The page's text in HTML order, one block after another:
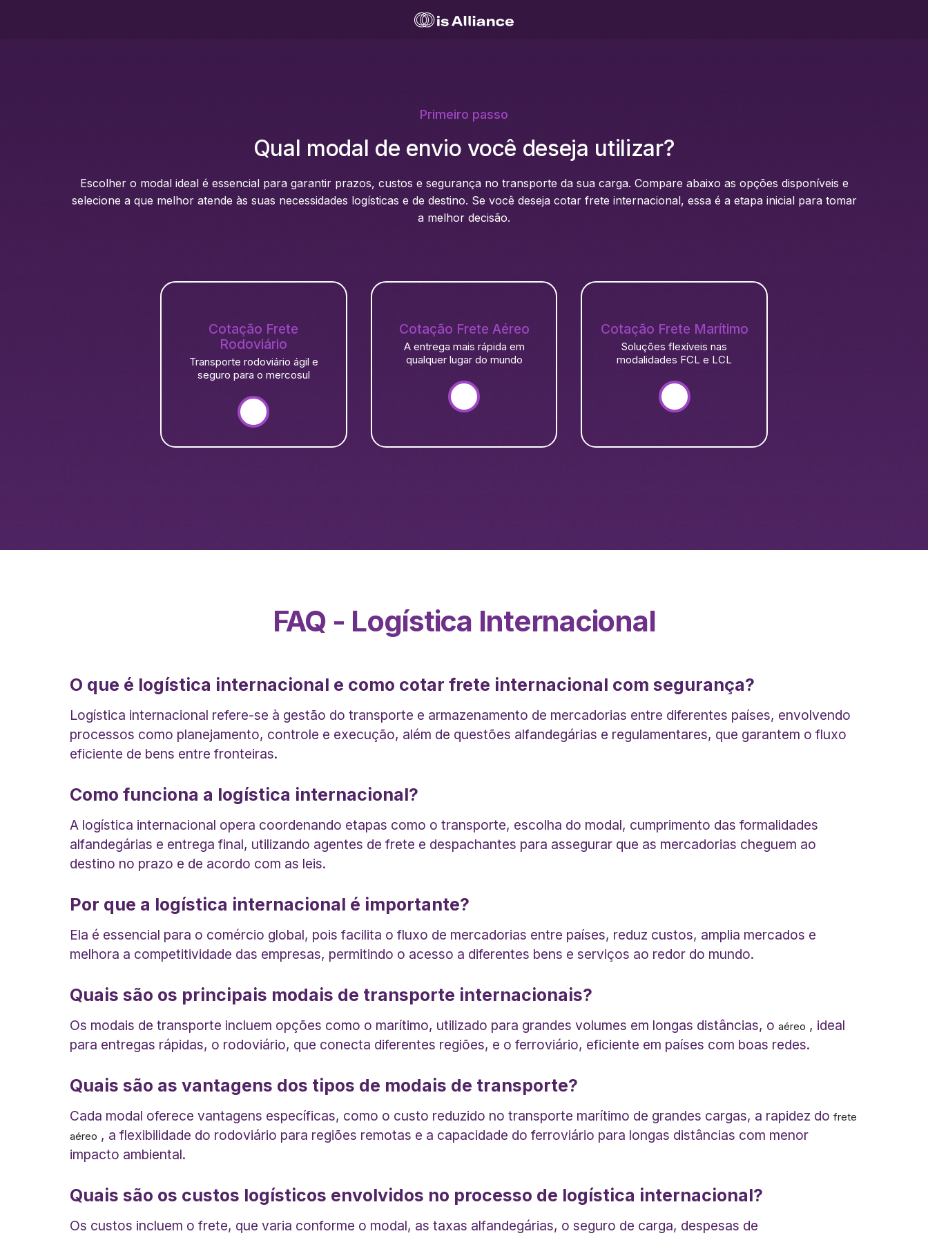
Primeiro passo
Qual modal de envio você deseja utilizar?
Escolher o modal ideal é essencial para garantir prazos, custos e segurança no transporte da sua carga. Compare abaixo as opções disponíveis e
selecione a que melhor atende às suas necessidades logísticas e de destino. Se você deseja cotar frete internacional, essa é a etapa inicial para tomar
a melhor decisão.
Cotação Frete
Rodoviário
Transporte rodoviário ágil e
seguro para o mercosul
Cotação Frete Aéreo
A entrega mais rápida em
qualquer lugar do mundo
Cotação Frete Marítimo
Soluções flexíveis nas
modalidades FCL e LCL
FAQ - Logística Internacional
O que é logística internacional e como cotar frete internacional com segurança?
Logística internacional refere-se à gestão do transporte e armazenamento de mercadorias entre diferentes países, envolvendo
processos como planejamento, controle e execução, além de questões alfandegárias e regulamentares, que garantem o fluxo
eficiente de bens entre fronteiras.
Como funciona a logística internacional?
A logística internacional opera coordenando etapas como o transporte, escolha do modal, cumprimento das formalidades
alfandegárias e entrega final, utilizando agentes de frete e despachantes para assegurar que as mercadorias cheguem ao
destino no prazo e de acordo com as leis.
Por que a logística internacional é importante?
Ela é essencial para o comércio global, pois facilita o fluxo de mercadorias entre países, reduz custos, amplia mercados e
melhora a competitividade das empresas, permitindo o acesso a diferentes bens e serviços ao redor do mundo.
Quais são os principais modais de transporte internacionais?
Os modais de transporte incluem opções como o marítimo, utilizado para grandes volumes em longas distâncias, o aéreo , ideal
para entregas rápidas, o rodoviário, que conecta diferentes regiões, e o ferroviário, eficiente em países com boas redes.
Quais são as vantagens dos tipos de modais de transporte?
Cada modal oferece vantagens específicas, como o custo reduzido no transporte marítimo de grandes cargas, a rapidez do frete
aéreo , a flexibilidade do rodoviário para regiões remotas e a capacidade do ferroviário para longas distâncias com menor
impacto ambiental.
Quais são os custos logísticos envolvidos no processo de logística internacional?
Os custos incluem o frete, que varia conforme o modal, as taxas alfandegárias, o seguro de carga, despesas de